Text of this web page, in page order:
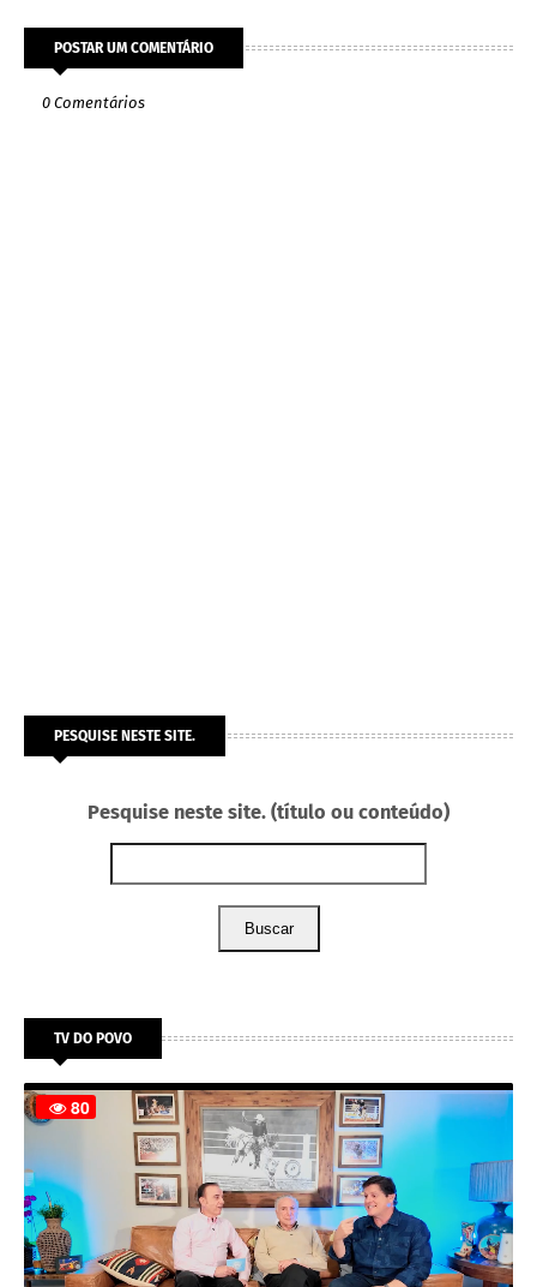
POSTAR UM COMENTÁRIO
0 Comentários
PESQUISE NESTE SITE.
Pesquise neste site. (título ou conteúdo)
Buscar
TV DO POVO